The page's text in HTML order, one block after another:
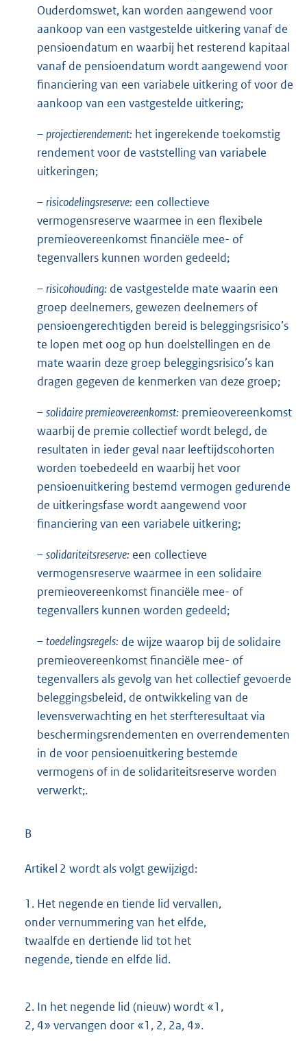
Ouderdomswet, kan worden aangewend voor
aankoop van een vastgestelde uitkering vanaf de
pensioendatum en waarbij het resterend kapitaal
vanaf de pensioendatum wordt aangewend voor
financiering van een variabele uitkering of voor de
aankoop van een vastgestelde uitkering;
– projectierendement: het ingerekende toekomstig
rendement voor de vaststelling van variabele
uitkeringen;
– risicodelingsreserve: een collectieve
vermogensreserve waarmee in een flexibele
premieovereenkomst financiële mee- of
tegenvallers kunnen worden gedeeld;
– risicohouding: de vastgestelde mate waarin een
groep deelnemers, gewezen deelnemers of
pensioengerechtigden bereid is beleggingsrisico’s
te lopen met oog op hun doelstellingen en de
mate waarin deze groep beleggingsrisico’s kan
dragen gegeven de kenmerken van deze groep;
–solidaire premieovereenkomst: premieovereenkomst
waarbij de premie collectief wordt belegd, de
resultaten in ieder geval naar leeftijdscohorten
worden toebedeeld en waarbij het voor
pensioenuitkering bestemd vermogen gedurende
de uitkeringsfase wordt aangewend voor
financiering van een variabele uitkering;
–solidariteitsreserve: een collectieve
vermogensreserve waarmee in een solidaire
premieovereenkomst financiële mee- of
tegenvallers kunnen worden gedeeld;
–toedelingsregels: de wijze waarop bij de solidaire
premieovereenkomst financiële mee- of
tegenvallers als gevolg van het collectief gevoerde
beleggingsbeleid, de ontwikkeling van de
levensverwachting en het sterfteresultaat via
beschermingsrendementen en overrendementen
in de voor pensioenuitkering bestemde
vermogens of in de solidariteitsreserve worden
verwerkt;.
B
Artikel 2 wordt als volgt gewijzigd:
1. Het negende en tiende lid vervallen,
onder vernummering van het elfde,
twaalfde en dertiende lid tot het
negende, tiende en elfde lid.
2. In het negende lid (nieuw) wordt «1,
2, 4» vervangen door «1, 2, 2a, 4».